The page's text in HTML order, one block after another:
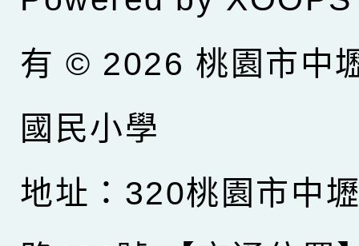
有 © 2026 桃園市中
國民小學
地址：320桃園市中